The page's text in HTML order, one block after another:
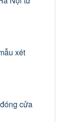
xét
cửa